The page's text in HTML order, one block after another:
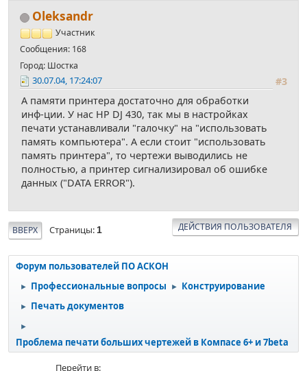
Oleksandr
Участник
Сообщения: 168
Город: Шостка
#3
30.07.04, 17:24:07
А памяти принтера достаточно для обработки
инф-ции. У нас HP DJ 430, так мы в настройках
печати устанавливали "галочку" на "использовать
память компьютера". А если стоит "использовать
память принтера", то чертежи выводились не
полностью, а принтер сигнализировал об ошибке
данных ("DATA ERROR").
ВВЕРХ Страницы 1 ДЕЙСТВИЯ ПОЛЬЗОВАТЕЛЯ
Форум пользователей ПО АСКОН
► Профессиональные вопросы ► Конструирование
► Печать документов
►
Проблема печати больших чертежей в Компасе 6+ и 7beta
Перейти в